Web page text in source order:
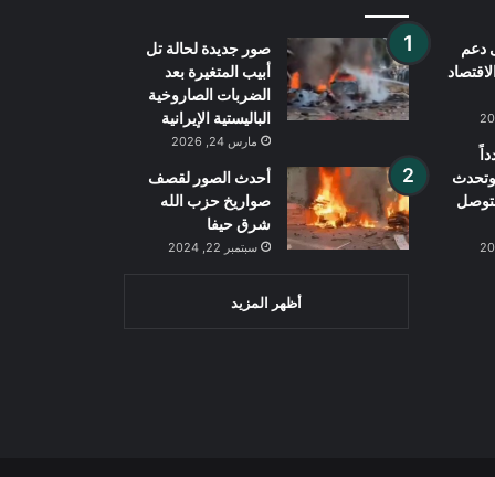
دعم
وتحدث
صور جديدة لحالة تل
أبيب المتغيرة بعد
الضربات الصاروخية
الباليستية الإيرانية
مارس 24, 2026
أحدث الصور لقصف
صواريخ حزب الله
شرق حيفا
سبتمبر 22, 2024
أظهر المزيد